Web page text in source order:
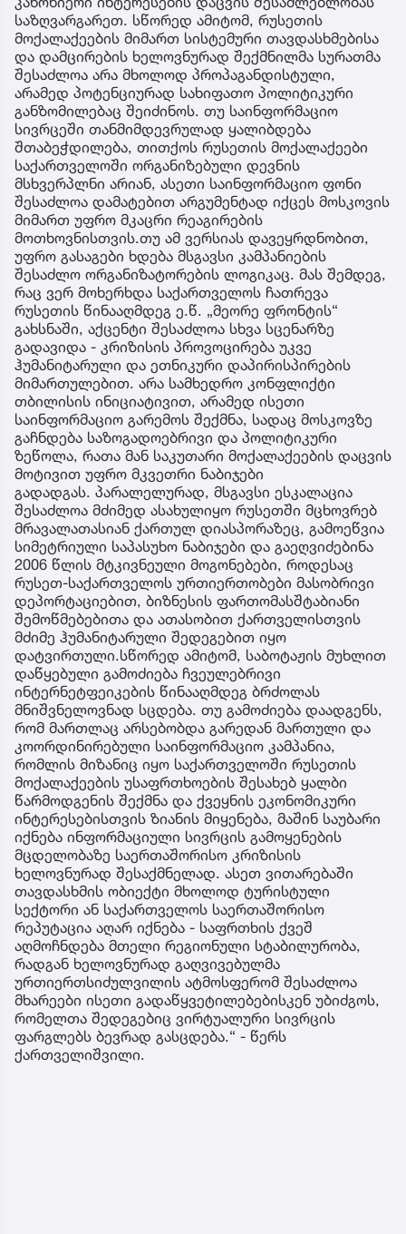
საზღვარგარეთ. სწორედ ამიტომ, რუსეთის
მოქალაქეების მიმართ სისტემური თავდასხმებისა
და დამცირების ხელოვნურად შექმნილმა სურათმა
შესაძლოა არა მხოლოდ პროპაგანდისტული,
არამედ პოტენციურად სახიფათო პოლიტიკური
განზომილებაც შეიძინოს. თუ საინფორმაციო
სივრცეში თანმიმდევრულად ყალიბდება
შთაბეჭდილება, თითქოს რუსეთის მოქალაქეები
საქართველოში ორგანიზებული დევნის
მსხვერპლნი არიან, ასეთი საინფორმაციო ფონი
შესაძლოა დამატებით არგუმენტად იქცეს მოსკოვის
მიმართ უფრო მკაცრი რეაგირების
მოთხოვნისთვის.თუ ამ ვერსიას დავეყრდნობით,
უფრო გასაგები ხდება მსგავსი კამპანიების
შესაძლო ორგანიზატორების ლოგიკაც. მას შემდეგ,
რაც ვერ მოხერხდა საქართველოს ჩათრევა
რუსეთის წინააღმდეგ ე.წ. „მეორე ფრონტის“
გახსნაში, აქცენტი შესაძლოა სხვა სცენარზე
გადავიდა - კრიზისის პროვოცირება უკვე
ჰუმანიტარული და ეთნიკური დაპირისპირების
მიმართულებით. არა სამხედრო კონფლიქტი
თბილისის ინიციატივით, არამედ ისეთი
საინფორმაციო გარემოს შექმნა, სადაც მოსკოვზე
გაჩნდება საზოგადოებრივი და პოლიტიკური
ზეწოლა, რათა მან საკუთარი მოქალაქეების დაცვის
მოტივით უფრო მკვეთრი ნაბიჯები
გადადგას. პარალელურად, მსგავსი ესკალაცია
შესაძლოა მძიმედ ასახულიყო რუსეთში მცხოვრებ
მრავალათასიან ქართულ დიასპორაზეც, გამოეწვია
სიმეტრიული საპასუხო ნაბიჯები და გაეღვიძებინა
2006 წლის მტკივნეული მოგონებები, როდესაც
რუსეთ-საქართველოს ურთიერთობები მასობრივი
დეპორტაციებით, ბიზნესის ფართომასშტაბიანი
შემოწმებებითა და ათასობით ქართველისთვის
მძიმე ჰუმანიტარული შედეგებით იყო
დატვირთული.სწორედ ამიტომ, საბოტაჟის მუხლით
დაწყებული გამოძიება ჩვეულებრივი
ინტერნეტფეიკების წინააღმდეგ ბრძოლას
მნიშვნელოვნად სცდება. თუ გამოძიება დაადგენს,
რომ მართლაც არსებობდა გარედან მართული და
კოორდინირებული საინფორმაციო კამპანია,
რომლის მიზანიც იყო საქართველოში რუსეთის
მოქალაქეების უსაფრთხოების შესახებ ყალბი
წარმოდგენის შექმნა და ქვეყნის ეკონომიკური
ინტერესებისთვის ზიანის მიყენება, მაშინ საუბარი
იქნება ინფორმაციული სივრცის გამოყენების
მცდელობაზე საერთაშორისო კრიზისის
ხელოვნურად შესაქმნელად. ასეთ ვითარებაში
თავდასხმის ობიექტი მხოლოდ ტურისტული
სექტორი ან საქართველოს საერთაშორისო
რეპუტაცია აღარ იქნება - საფრთხის ქვეშ
აღმოჩნდება მთელი რეგიონული სტაბილურობა,
რადგან ხელოვნურად გაღვივებულმა
ურთიერთსიძულვილის ატმოსფერომ შესაძლოა
მხარეები ისეთი გადაწყვეტილებებისკენ უბიძგოს,
რომელთა შედეგებიც ვირტუალური სივრცის
ფარგლებს ბევრად გასცდება.“ - წერს
ქართველიშვილი.